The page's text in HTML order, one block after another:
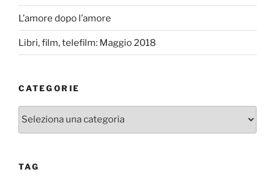
L’amore dopo l’amore
Libri, film, telefilm: Maggio 2018
CATEGORIE
Categorie
TAG